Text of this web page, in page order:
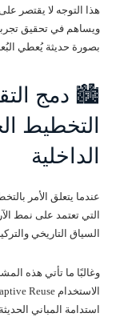
هذا التوجه لا يقتصر
ويساهم في تحقيق
بصورة حديثة يُعطي
🏙️ دمج
التخطيط
الداخلية
عندما يتعلق الأمر
التي تعتمد على نمط
السياق التاريخي
وغالبًا ما تأتي هذه
استدامة المباني